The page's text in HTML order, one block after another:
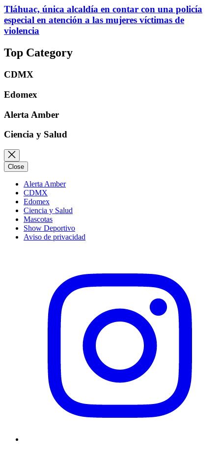
Tláhuac, única alcaldía en contar con una policía
especial en atención a las mujeres víctimas de
violencia
Top Category
CDMX
Edomex
Alerta Amber
Ciencia y Salud
Close
Alerta Amber
CDMX
Edomex
Ciencia y Salud
Mascotas
Show Deportivo
Aviso de privacidad